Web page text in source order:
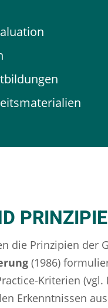
die Prinzipien der
(1986)
Kriterien
Erkenntnissen